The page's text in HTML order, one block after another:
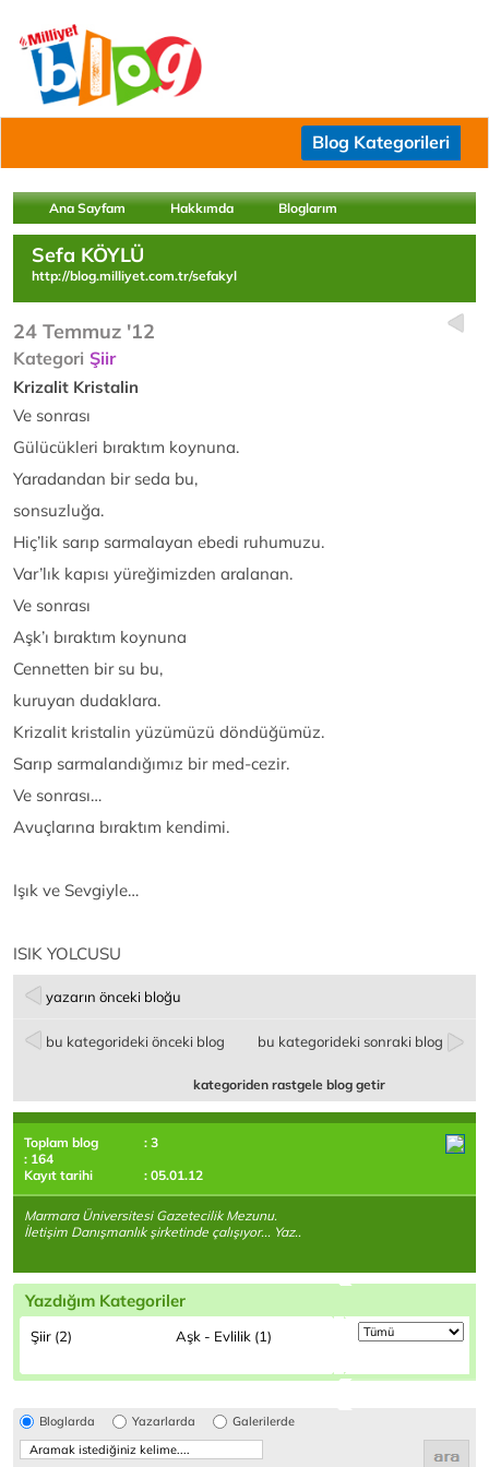
Blog Kategorileri
Ana Sayfam Hakkımda Bloglarım
Sefa KÖYLÜ
http://blog.milliyet.com.tr/sefakyl
24 Temmuz '12
Kategori Şiir
Krizalit Kristalin
Ve sonrası
Gülücükleri bıraktım koynuna.
Yaradandan bir seda bu,
sonsuzluğa.
Hiç’lik sarıp sarmalayan ebedi ruhumuzu.
Var’lık kapısı yüreğimizden aralanan.
Ve sonrası
Aşk’ı bıraktım koynuna
Cennetten bir su bu,
kuruyan dudaklara.
Krizalit kristalin yüzümüzü döndüğümüz.
Sarıp sarmalandığımız bir med-cezir.
Ve sonrası…
Avuçlarına bıraktım kendimi.
Işık ve Sevgiyle…
ISIK YOLCUSU
yazarın önceki bloğu
bu kategorideki önceki blog bu kategorideki sonraki blog
kategoriden rastgele blog getir
Toplam blog
: 3
: 164
Kayıt tarihi
: 05.01.12
Marmara Üniversitesi Gazetecilik Mezunu.
İletişim Danışmanlık şirketinde çalışıyor... Yaz..
Yazdığım Kategoriler
Şiir (2) Aşk - Evlilik (1)
Bloglarda Yazarlarda Galerilerde